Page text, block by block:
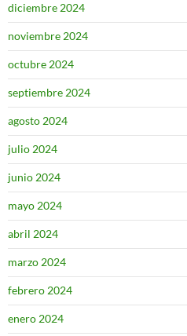
diciembre 2024
noviembre 2024
octubre 2024
septiembre 2024
agosto 2024
julio 2024
junio 2024
mayo 2024
abril 2024
marzo 2024
febrero 2024
enero 2024